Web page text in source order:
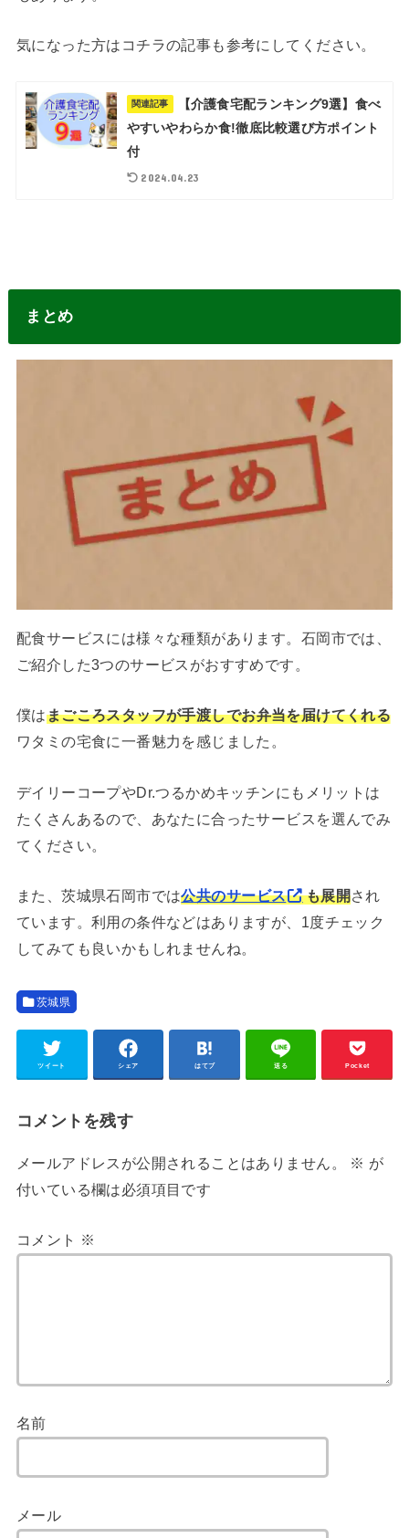
気になった方はコチラの記事も参考にしてください。
関連記事
【介護食宅配ランキング9選】食べ
やすいやわらか食!徹底比較選び方ポイント
付
2024.04.23
まとめ
配食サービスには様々な種類があります。石岡市では、
ご紹介した3つのサービスがおすすめです。
僕はまごころスタッフが手渡しでお弁当を届けてくれる
ワタミの宅食に一番魅力を感じました。
デイリーコープやDr.つるかめキッチンにもメリットは
たくさんあるので、あなたに合ったサービスを選んでみ
てください。
また、茨城県石岡市では公共のサービス も展開され
ています。利用の条件などはありますが、1度チェック
してみても良いかもしれませんね。
茨城県
ツイート シェア はてブ 送る Pocket
コメントを残す
メールアドレスが公開されることはありません。 ※ が
付いている欄は必須項目です
コメント ※
名前
メール